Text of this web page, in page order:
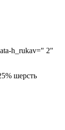
h_rukav=" 2"
шерсть